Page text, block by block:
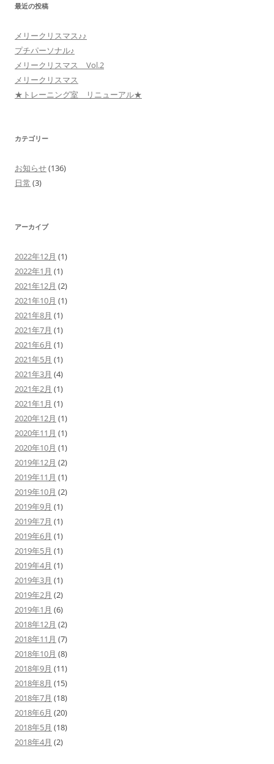
最近の投稿
メリークリスマス♪♪
プチパーソナル♪
メリークリスマス Vol.2
メリークリスマス
★トレーニング室 リニューアル★
カテゴリー
お知らせ(136)
日常 (3)
アーカイブ
2022年12月 (1)
2022年1月 (1)
2021年12月 (2)
2021年10月 (1)
2021年8月 (1)
2021年7月 (1)
2021年6月 (1)
2021年5月 (1)
2021年3月 (4)
2021年2月 (1)
2021年1月 (1)
2020年12月 (1)
2020年11月 (1)
2020年10月 (1)
2019年12月 (2)
2019年11月 (1)
2019年10月 (2)
2019年9月 (1)
2019年7月 (1)
2019年6月 (1)
2019年5月 (1)
2019年4月 (1)
2019年3月 (1)
2019年2月 (2)
2019年1月 (6)
2018年12月 (2)
2018年11月 (7)
2018年10月 (8)
2018年9月 (11)
2018年8月 (15)
2018年7月 (18)
2018年6月 (20)
2018年5月 (18)
2018年4月 (2)